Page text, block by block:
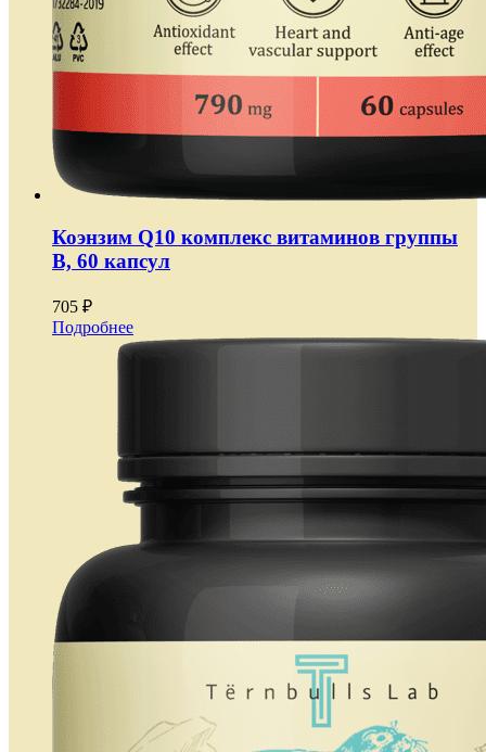
Коэнзим Q10 комплекс витаминов группы
B, 60 капсул
705 ₽
Подробнее